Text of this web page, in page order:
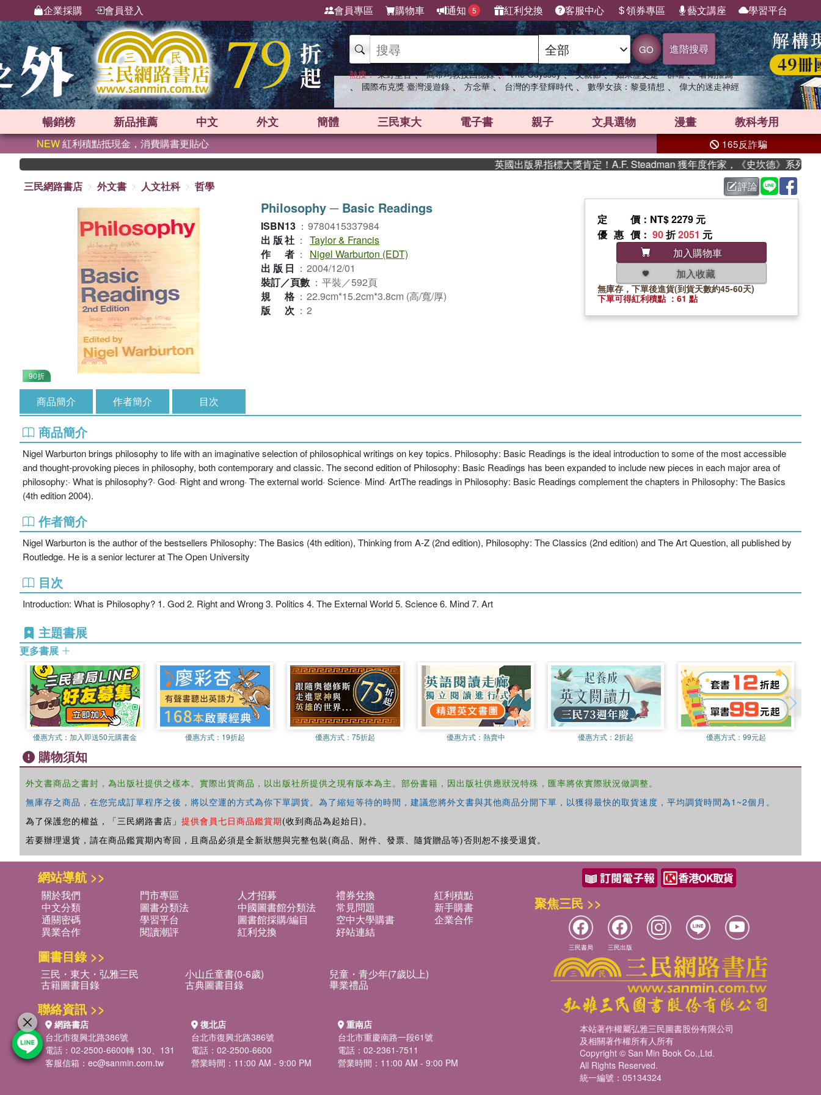
企業採購 會員登入 會員專區 購物車 通知 5 紅利兌換 客服中心 領券專區 藝文講座 學習平台
GO 進階搜尋
熱搜： 東野圭吾 、 高希均教授回憶錄 、 The Odyssey 、 父親節 、 如果歷史是一群喵 、 暑期推薦
、 國際布克獎 臺灣漫遊錄 、 方念華 、 台灣的李登輝時代 、 數學女孩：黎曼猜想 、 偉大的迷走神經
暢銷榜 新品推薦 中文 外文 簡體 三民東大 電子書 親子 文具選物 漫畫 教科考用
NEW紅利積點抵現金，消費購書更貼心 165反詐騙
英國出版界指標大獎肯定！A.F. Steadman 獲年度作家，《史坎德》系列帶你踏
三民網路書店
外文書 人文社科 哲學 評論
90折
Philosophy ─ Basic Readings
ISBN13 ： 9780415337984
出版社 ： Taylor & Francis
作者 ：
Nigel Warburton (EDT)
出版日 ： 2004/12/01
裝訂／頁數 ： 平裝／592頁
規格 ： 22.9cm*15.2cm*3.8cm (高/寬/厚)
版次 ： 2
定價 ：NT$ 2279 元
優惠價 ： 90折2051 元
加入購物車
加入收藏
無庫存，下單後進貨(到貨天數約45-60天)
下單可得紅利積點 ：61 點
商品簡介 作者簡介 目次
商品簡介
Nigel Warburton brings philosophy to life with an imaginative selection of philosophical writings on key topics. Philosophy: Basic Readings is the ideal introduction to some of the most accessible
and thought-provoking pieces in philosophy, both contemporary and classic. The second edition of Philosophy: Basic Readings has been expanded to include new pieces in each major area of
philosophy:· What is philosophy?· God· Right and wrong· The external world· Science· Mind· ArtThe readings in Philosophy: Basic Readings complement the chapters in Philosophy: The Basics
(4th edition 2004).
作者簡介
Nigel Warburton is the author of the bestsellers Philosophy: The Basics (4th edition), Thinking from A-Z (2nd edition), Philosophy: The Classics (2nd edition) and The Art Question, all published by
Routledge. He is a senior lecturer at The Open University
目次
Introduction: What is Philosophy? 1. God 2. Right and Wrong 3. Politics 4. The External World 5. Science 6. Mind 7. Art
主題書展
更多書展
優惠方式： 加入即送50元購書金 優惠方式： 19折起 優惠方式：75折起 優惠方式： 熱賣中 優惠方式：2折起 優惠方式：99元起
購物須知
外文書商品之書封，為出版社提供之樣本。實際出貨商品，以出版社所提供之現有版本為主。部份書籍，因出版社供應狀況特殊，匯率將依實際狀況做調整。
無庫存之商品，在您完成訂單程序之後，將以空運的方式為你下單調貨。為了縮短等待的時間，建議您將外文書與其他商品分開下單，以獲得最快的取貨速度，平均調貨時間為1~2個月。
為了保護您的權益，「三民網路書店」 提供會員七日商品鑑賞期(收到商品為起始日)。
若要辦理退貨，請在商品鑑賞期內寄回，且商品必須是全新狀態與完整包裝(商品、附件、發票、隨貨贈品等)否則恕不接受退貨。
網站導航 >>
關於我們 門市專區 人才招募 禮券兌換
紅利積點
中文分類
圖書分類法 中國圖書館分類法 常見問題
新手購書
通關密碼
學習平台 圖書館採購/編目 空中大學購書
企業合作
異業合作
閱讀潮評 紅利兌換 好站連結
圖書目錄 >>
三民・東大・弘雅三民 小山丘童書(0-6歲) 兒童・青少年(7歲以上)
古籍圖書目錄 古典圖書目錄 畢業禮品
聯絡資訊 >>
網路書店
台北市復興北路386號
電話：02-2500-6600轉 130、131
客服信箱： ec@sanmin.com.tw
復北店
台北市復興北路386號
電話：02-2500-6600
營業時間：11:00 AM - 9:00 PM
重南店
台北市重慶南路一段61號
電話：02-2361-7511
營業時間：11:00 AM - 9:00 PM
聚焦三民 >>
三民書局 三民出版
本站著作權屬弘雅三民圖書股份有限公司
及相關著作權所有人所有
Copyright © San Min Book Co.,Ltd.
All Rights Reserved.
統一編號：05134324